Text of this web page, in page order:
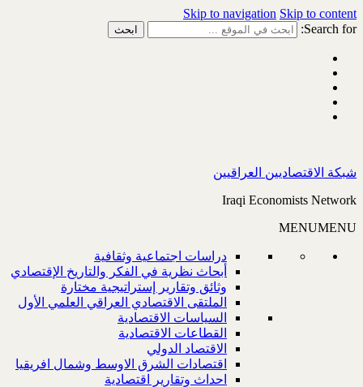
Skip to navigation Skip to content
Search for:
شبكة الاقتصاديين العراقيين
Iraqi Economists Network
MENUMENU
دراسات اجتماعية وثقافية
أبحاث نظرية في الفكر والتاريخ الإقتصادي
وثائق وتقارير إستراتيجية مختارة
الملتقى الاقتصادي العراقي العلمي الأول
السياسات الاقتصادية
القطاعات الاقتصادية
الاقتصاد الدولي
اقتصادات الشرق الاوسط وشمال افريقيا
احداث وتقارير اقتصادية